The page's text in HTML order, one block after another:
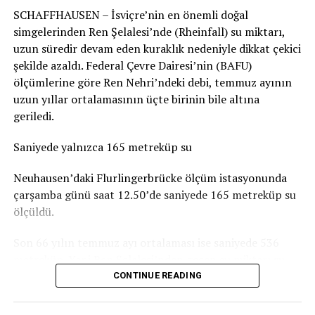
durumun genel olarak dramatik olmadığını belirtiyor.
Basel-Landschaft yetkilileri de şehir merkezindeki ve
insanların yemek yemek veya vakit geçirmek için
kullandığı parkların, ormanlık alanlardaki oyun
parklarına göre daha fazla kirlendiğine dikkat çekiyor.
Sigarasız çocuk parkları yaygınlaşıyor
İsviçre’deki Stop2Drop girişiminin verilerine göre şu
anda 24 belediye sigarasız ve temiz çocuk parkı
uygulamasını kullanıyor.
Aarau’da da seçilen 10 çocuk parkında yaklaşık iki ay
belediyeye göre deneme döneminde kirlilikte belirgin bir
değişiklik gözlenmedi. Uygulamaların uzun vadeli
etkisinin ise henüz değerlendirilemeyeceği belirtiliyor.
SCHAFFHAUSEN – İsviçre’nin en önemli doğal
simgelerinden Ren Şelalesi’nde (Rheinfall) su miktarı,
uzun süredir devam eden kuraklık nedeniyle dikkat çekici
şekilde azaldı. Federal Çevre Dairesi’nin (BAFU)
ölçümlerine göre Ren Nehri’ndeki debi, temmuz ayının
uzun yıllar ortalamasının üçte birinin bile altına
geriledi.
Saniyede yalnızca 165 metreküp su
Neuhausen’daki Flurlingerbrücke ölçüm istasyonunda
çarşamba günü saat 12.50’de saniyede 165 metreküp su
ölçüldü.
anda normal bir temmuz ayındaki seviyenin yaklaşık
yüzde 31’i kadar.
CONTINUE READING